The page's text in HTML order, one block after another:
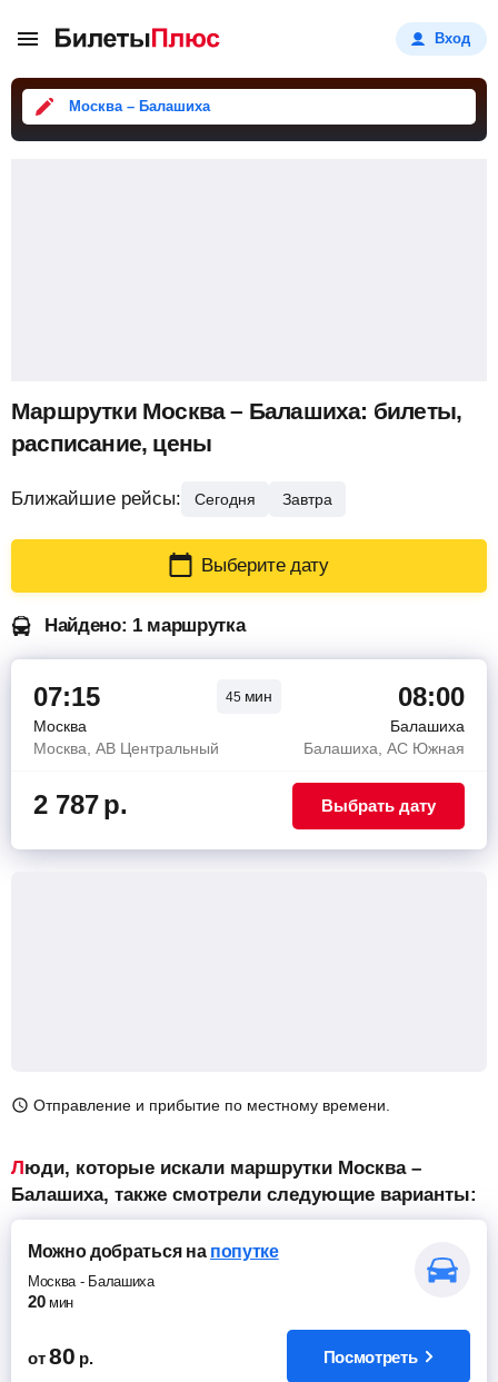
Вход
Москва – Балашиха
Маршрутки Москва – Балашиха: билеты,
расписание, цены
Ближайшие рейсы: Сегодня Завтра
Выберите дату
Найдено: 1 маршрутка
07:15 45 мин 08:00
Москва
Балашиха
Москва, АВ Центральный
Балашиха, АС Южная
2 787р. Выбрать дату
Отправление и прибытие по местному времени.
Люди, которые искали маршрутки Москва –
Балашиха, также смотрели следующие варианты:
Можно добратьсяна попутке
Москва- Балашиха
20 мин
от 80 р. Посмотреть